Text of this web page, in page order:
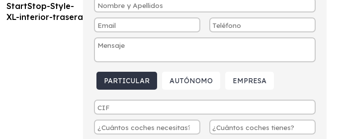
Consumo
4,3l/100km
PARTICULAR AUTÓNOMO EMPRESA